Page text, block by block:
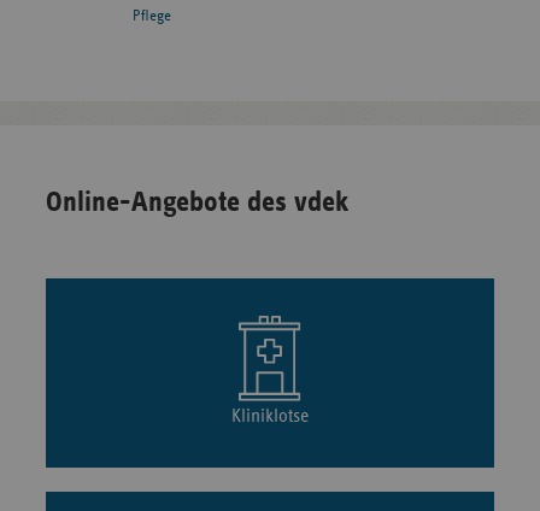
Pflege
Online-Angebote des vdek
Kliniklotse